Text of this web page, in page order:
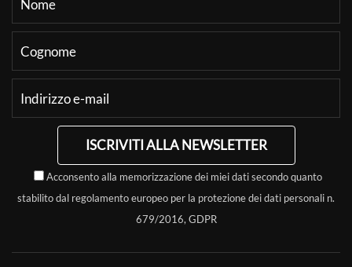
ISCRIVITI ALLA NEWSLETTER
Acconsento alla memorizzazione dei miei dati secondo quanto
stabilito dal regolamento europeo per la protezione dei dati personali n.
679/2016, GDPR